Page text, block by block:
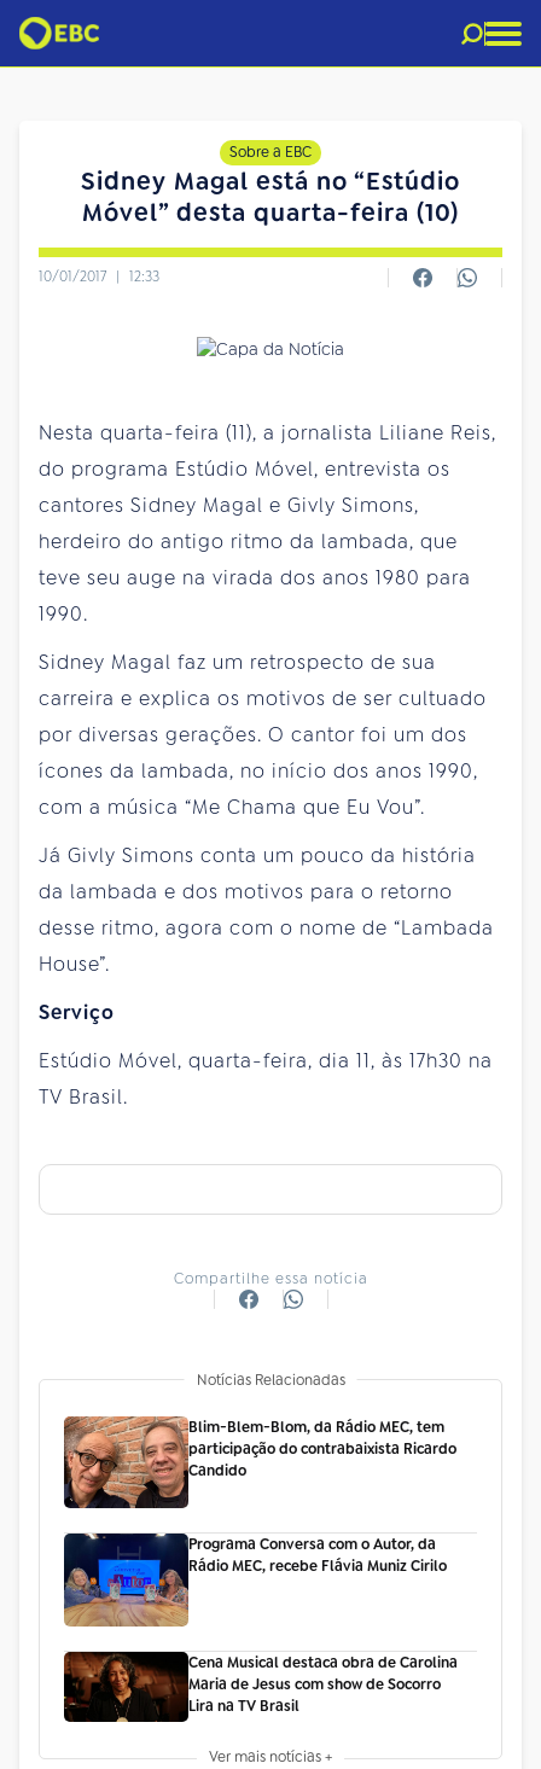
Sobre a EBC
Sidney Magal está no “Estúdio
Móvel” desta quarta-feira (10)
10/01/2017 | 12:33
Nesta quarta-feira (11), a jornalista Liliane Reis,
do programa Estúdio Móvel, entrevista os
cantores Sidney Magal e Givly Simons,
herdeiro do antigo ritmo da lambada, que
teve seu auge na virada dos anos 1980 para
1990.
Sidney Magal faz um retrospecto de sua
carreira e explica os motivos de ser cultuado
por diversas gerações. O cantor foi um dos
ícones da lambada, no início dos anos 1990,
com a música “Me Chama que Eu Vou”.
Já Givly Simons conta um pouco da história
da lambada e dos motivos para o retorno
desse ritmo, agora com o nome de “Lambada
House”.
Serviço
Estúdio Móvel, quarta-feira, dia 11, às 17h30 na
TV Brasil.
Compartilhe essa notícia
Notícias Relacionadas
Blim-Blem-Blom, da Rádio MEC, tem
participação do contrabaixista Ricardo
Candido
Programa Conversa com o Autor, da
Rádio MEC, recebe Flávia Muniz Cirilo
Cena Musical destaca obra de Carolina
Maria de Jesus com show de Socorro
Lira na TV Brasil
Ver mais notícias +